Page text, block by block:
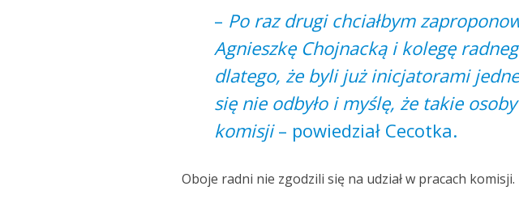
– Po raz drugi chciałbym
Agnieszkę Chojnacką i kolegę
dlatego, że byli już inicjatorami
się nie odbyło i myślę, że takie
komisji– powiedział Cecotka.
Oboje radni nie zgodzili się na udział w pracach komisji.